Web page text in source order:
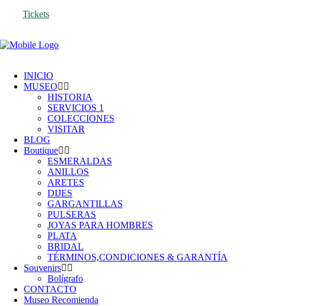
Tickets
INICIO
MUSEO
HISTORIA
SERVICIOS 1
COLECCIONES
VISITAR
BLOG
Boutique
ESMERALDAS
ANILLOS
ARETES
DIJES
GARGANTILLAS
PULSERAS
JOYAS PARA HOMBRES
PLATA
BRIDAL
TÉRMINOS,CONDICIONES & GARANTÍA
Souvenirs
Bolígrafo
CONTACTO
Museo Recomienda